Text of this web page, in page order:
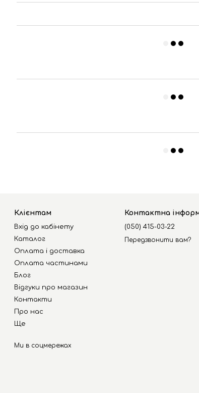
Клієнтам
Вхід до кабінету
Каталог
Оплата і доставка
Оплата частинами
Блог
Відгуки про магазин
Контакти
Про нас
Ще
Ми в соцмережах
Контактна
(050) 415-03-22
Передзвонити вам?